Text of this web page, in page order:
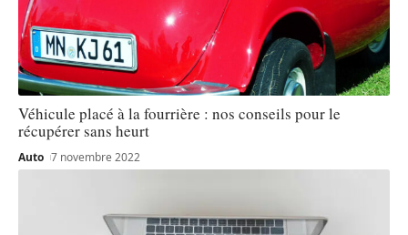
Véhicule placé à la fourrière : nos conseils pour le
récupérer sans heurt
Auto 7 novembre 2022